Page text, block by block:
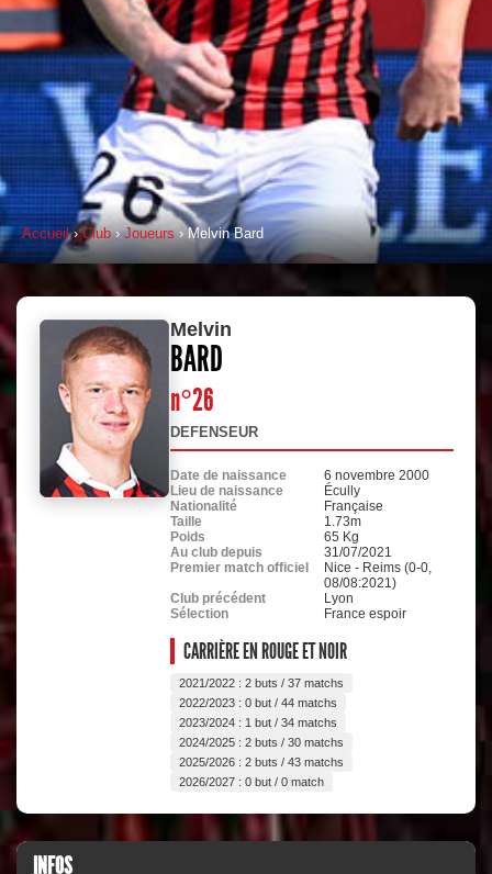
Accueil›Club›Joueurs› Melvin Bard
Melvin
BARD
n°26
DEFENSEUR
Date de naissance
6 novembre 2000
Lieu de naissance
Écully
Nationalité
Française
Taille
1.73m
Poids
65 Kg
Au club depuis
31/07/2021
Premier match officiel
Nice - Reims (0-0,
08/08:2021)
Club précédent
Lyon
Sélection
France espoir
CARRIÈRE EN ROUGE ET NOIR
2021/2022 : 2 buts / 37 matchs
2022/2023 : 0 but / 44 matchs
2023/2024 : 1 but / 34 matchs
2024/2025 : 2 buts / 30 matchs
2025/2026 : 2 buts / 43 matchs
2026/2027 : 0 but / 0 match
INFOS